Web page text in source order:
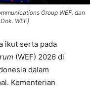
Group WEF, dan
WEF)
ikut serta pada
(WEF) 2026 di
dalam
Kementerian